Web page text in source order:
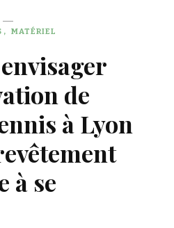
MATÉRIEL
de
à Lyon
à se